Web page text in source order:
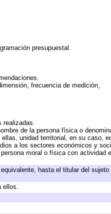
presupuestal.
frecuencia de medición,
realizadas.
de la persona física o
unidad territorial, en su caso,
a los sectores económicos y
moral o física con actividad
hasta el titular del
ellos.